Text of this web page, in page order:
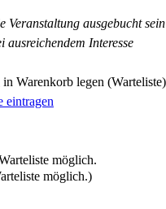
Veranstaltung ausgebucht sein
ausreichendem Interesse
in Warenkorb legen (Warteliste)
eintragen
möglich.)